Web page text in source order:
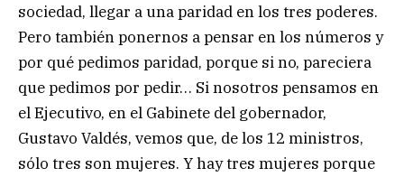
sociedad, llegar a una paridad en los tres poderes.
Pero también ponernos a pensar en los números y
por qué pedimos paridad, porque si no, pareciera
que pedimos por pedir… Si nosotros pensamos en
el Ejecutivo, en el Gabinete del gobernador,
Gustavo Valdés, vemos que, de los 12 ministros,
sólo tres son mujeres. Y hay tres mujeres porque